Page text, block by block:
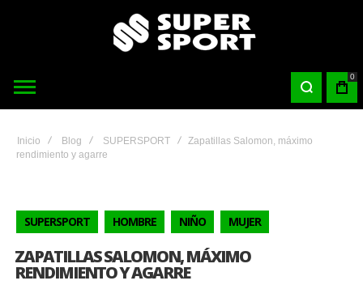
0
Inicio Blog SUPERSPORT
Zapatillas Salomon, máximo
rendimiento y agarre
SUPERSPORT HOMBRE NIÑO MUJER
ZAPATILLAS SALOMON, MÁXIMO
RENDIMIENTO Y AGARRE